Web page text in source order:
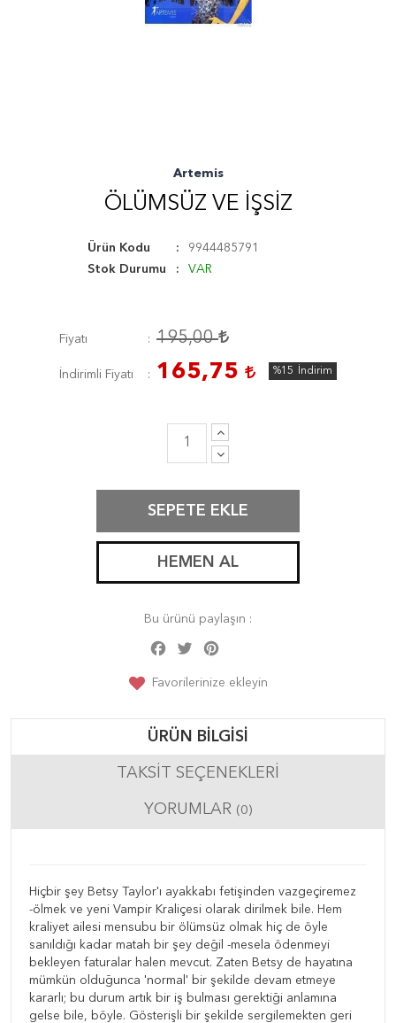
Artemis
ÖLÜMSÜZ VE İŞSIZ
Ürün Kodu
9944485791
Stok Durumu
VAR
Fiyatı 195,00
İndirimli Fiyatı 165,75 %15 İndirim
SEPETE EKLE
HEMEN AL
Bu ürünü paylaşın :
Facebook
Twitter
Favorilerinize ekleyin
ÜRÜN BILGISI
TAKSIT SEÇENEKLERI
YORUMLAR (0)
Hiçbir şey Betsy Taylor'ı ayakkabı fetişinden vazgeçiremez
-ölmek ve yeni Vampir Kraliçesi olarak dirilmek bile. Hem
kraliyet ailesi mensubu bir ölümsüz olmak hiç de öyle
sanıldığı kadar matah bir şey değil -mesela ödenmeyi
bekleyen faturalar halen mevcut. Zaten Betsy de hayatına
mümkün olduğunca 'normal' bir şekilde devam etmeye
kararlı; bu durum artık bir iş bulması gerektiği anlamına
gelse bile, böyle. Gösterişli bir şekilde sergilemekten geri